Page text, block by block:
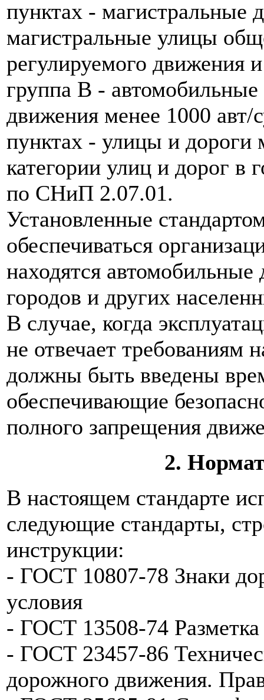
пунктах - магистральные
магистральные улицы
регулируемого движения
группа В -
движения менее 1000 авт/
пунктах - улицы и дороги
категории улиц и дорог в
по СНиП 2.07.01.
Установленные
обеспечиваться
находятся
городов и других
В случае, когда
не отвечает требованиям
должны быть введены
обеспечивающие
полного запрещения
2.
В настоящем стандарте
следующие стандарты,
инструкции:
- ГОСТ 10807-78 Знаки
условия
- ГОСТ 13508-74
- ГОСТ 23457-86
дорожного движения.